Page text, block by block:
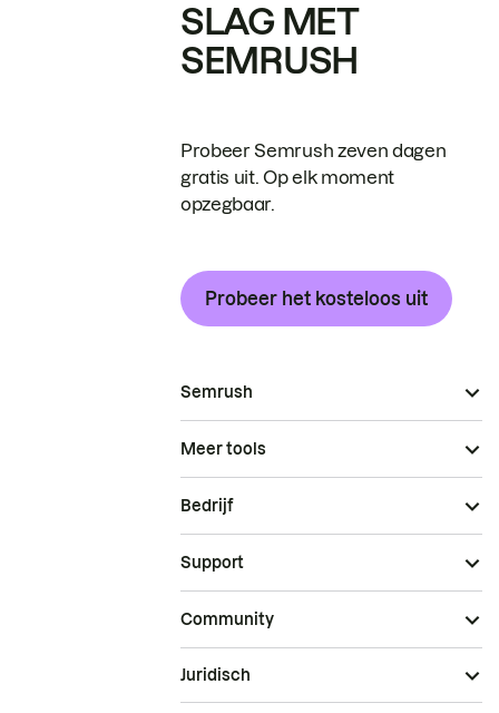
SLAG MET
SEMRUSH
Probeer Semrush zeven dagen
gratis uit. Op elk moment
opzegbaar.
Probeer het kosteloos uit
Semrush
Meer tools
Bedrijf
Support
Community
Juridisch